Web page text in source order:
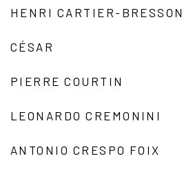
HENRI CARTIER-BRESSON
CÉSAR
PIERRE COURTIN
LEONARDO CREMONINI
ANTONIO CRESPO FOIX